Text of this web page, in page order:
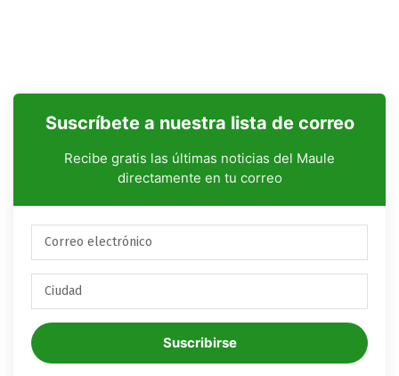
Suscríbete a nuestra lista de correo
Recibe gratis las últimas noticias del Maule
directamente en tu correo
Suscribirse